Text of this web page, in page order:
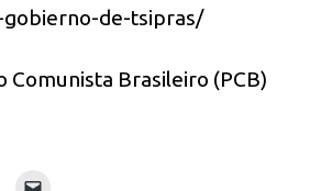
de-tsipras/
Comunista Brasileiro (PCB)